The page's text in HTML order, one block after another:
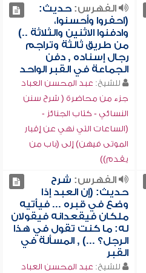
الفهرس:حديث:
(احفروا وأحسنوا،
وادفنوا الاثنين والثلاثة ..)
من طريق ثالثة وتراجم
رجال إسناده , دفن
الجماعة في القبر الواحد
للشيخ: عبد المحسن العباد
جزء من محاضرة ( شرح سنن
النسائي - كتاب الجنائز -
(الساعات التي نهي عن إقبار
الموتى فيهن) إلى (باب من
يقدم))
الفهرس: شرح
حديث: (إن العبد إذا
وضع في قبره ... فيأتيه
ملكان فيقعدانه فيقولان
له: ما كنت تقول في هذا
الرجل؟ ...) , المسألة في
القبر
للشيخ: عبد المحسن العباد